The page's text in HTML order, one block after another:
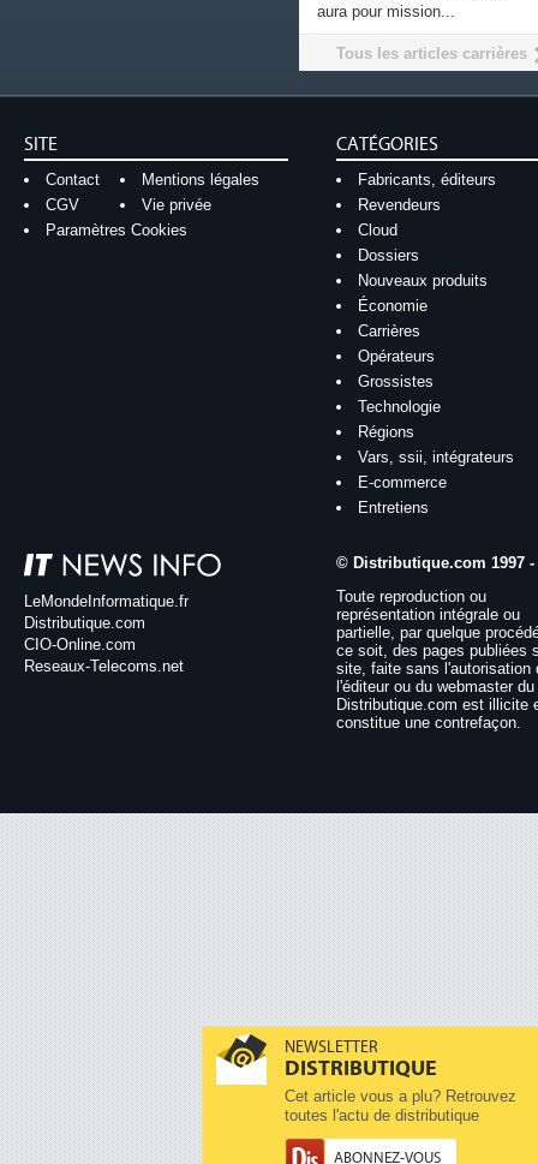
NEWSLETTER
DISTRIBUTIQUE
Cet article vous a plu? Retrouvez
toutes l'actu de distributique
ABONNEZ-VOUS
aura pour mission...
Tous les articles carrières
SITE
Contact
Mentions légales
CGV
Vie privée
Paramètres Cookies
CATÉGORIES
Fabricants, éditeurs
Revendeurs
Cloud
Dossiers
Nouveaux produits
Économie
Carrières
Opérateurs
Grossistes
Technologie
Régions
Vars, ssii, intégrateurs
E-commerce
Entretiens
LeMondeInformatique.fr
Distributique.com
CIO-Online.com
Reseaux-Telecoms.net
© Distributique.com 1997 -
Toute reproduction ou
représentation intégrale ou
partielle, par quelque
ce soit, des pages publiées
site, faite sans l'autorisation
l'éditeur ou du webmaster
Distributique.com est illicite
constitue une contrefaçon.